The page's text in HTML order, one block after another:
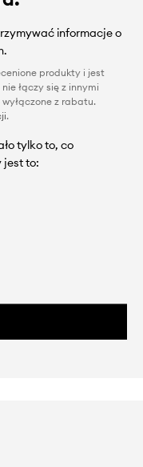
informacje o
produkty i jest
łączy się z innymi
z rabatu.
.
tylko to, co
jest to: